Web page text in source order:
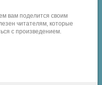
вам поделится своим
читателям, которые
с произведением.